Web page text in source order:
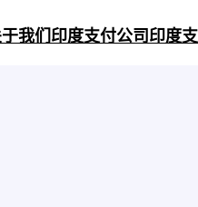
我们印度支付公司印度